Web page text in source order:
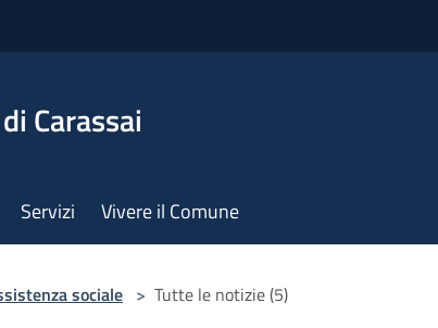
Carassai
Servizi Vivere il Comune
sociale > Tutte le notizie (5)